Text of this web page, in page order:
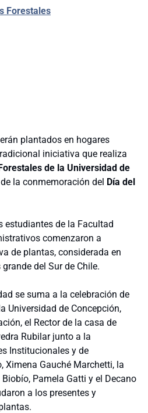
Forestales
plantados en hogares
iniciativa que realiza
de la Universidad de
la conmemoración del Día del
estudiantes de la Facultad
comenzaron a
de plantas, considerada en
del Sur de Chile.
se suma a la celebración de
Universidad de Concepción,
el Rector de la casa de
Rubilar junto a la
Institucionales y de
Ximena Gauché Marchetti, la
Pamela Gatti y el Decano
a los presentes y